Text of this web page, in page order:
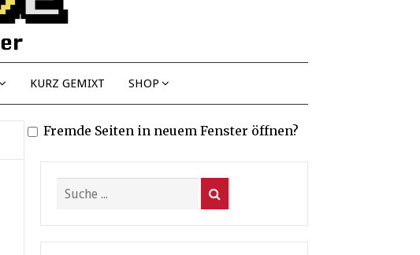
KURZ GEMIXT SHOP
Fremde Seiten in neuem Fenster öffnen?